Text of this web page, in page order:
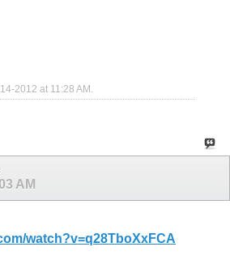
2012 at 11:28 AM
AM
watch?v=q28TboXxFCA